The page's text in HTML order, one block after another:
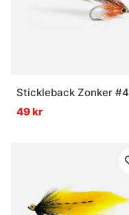
Stickleback Zonker #4
49 kr